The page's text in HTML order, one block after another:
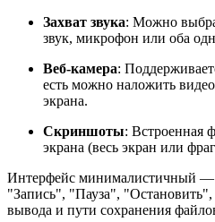
Захват звука: Можно
звук, микрофон или оба
Веб-камера:
есть можно наложить
экрана.
Скриншоты: Встроенная
экрана (весь экран или
Интерфейс минималистичный —
"Запись", "Пауза",
вывода и пути сохранения